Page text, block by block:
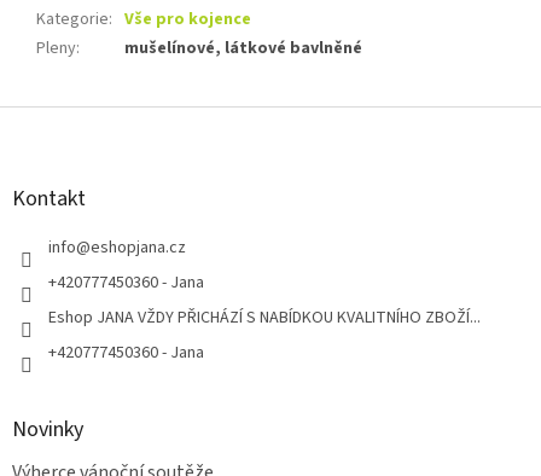
Kategorie: Vše pro kojence
Pleny: mušelínové, látkové bavlněné
Z
Kontakt
info@eshopjana.cz
+420777450360 - Jana
Eshop JANA VŽDY PŘICHÁZÍ S NABÍDKOU KVALITNÍHO ZBOŽÍ...
+420777450360 - Jana
Novinky